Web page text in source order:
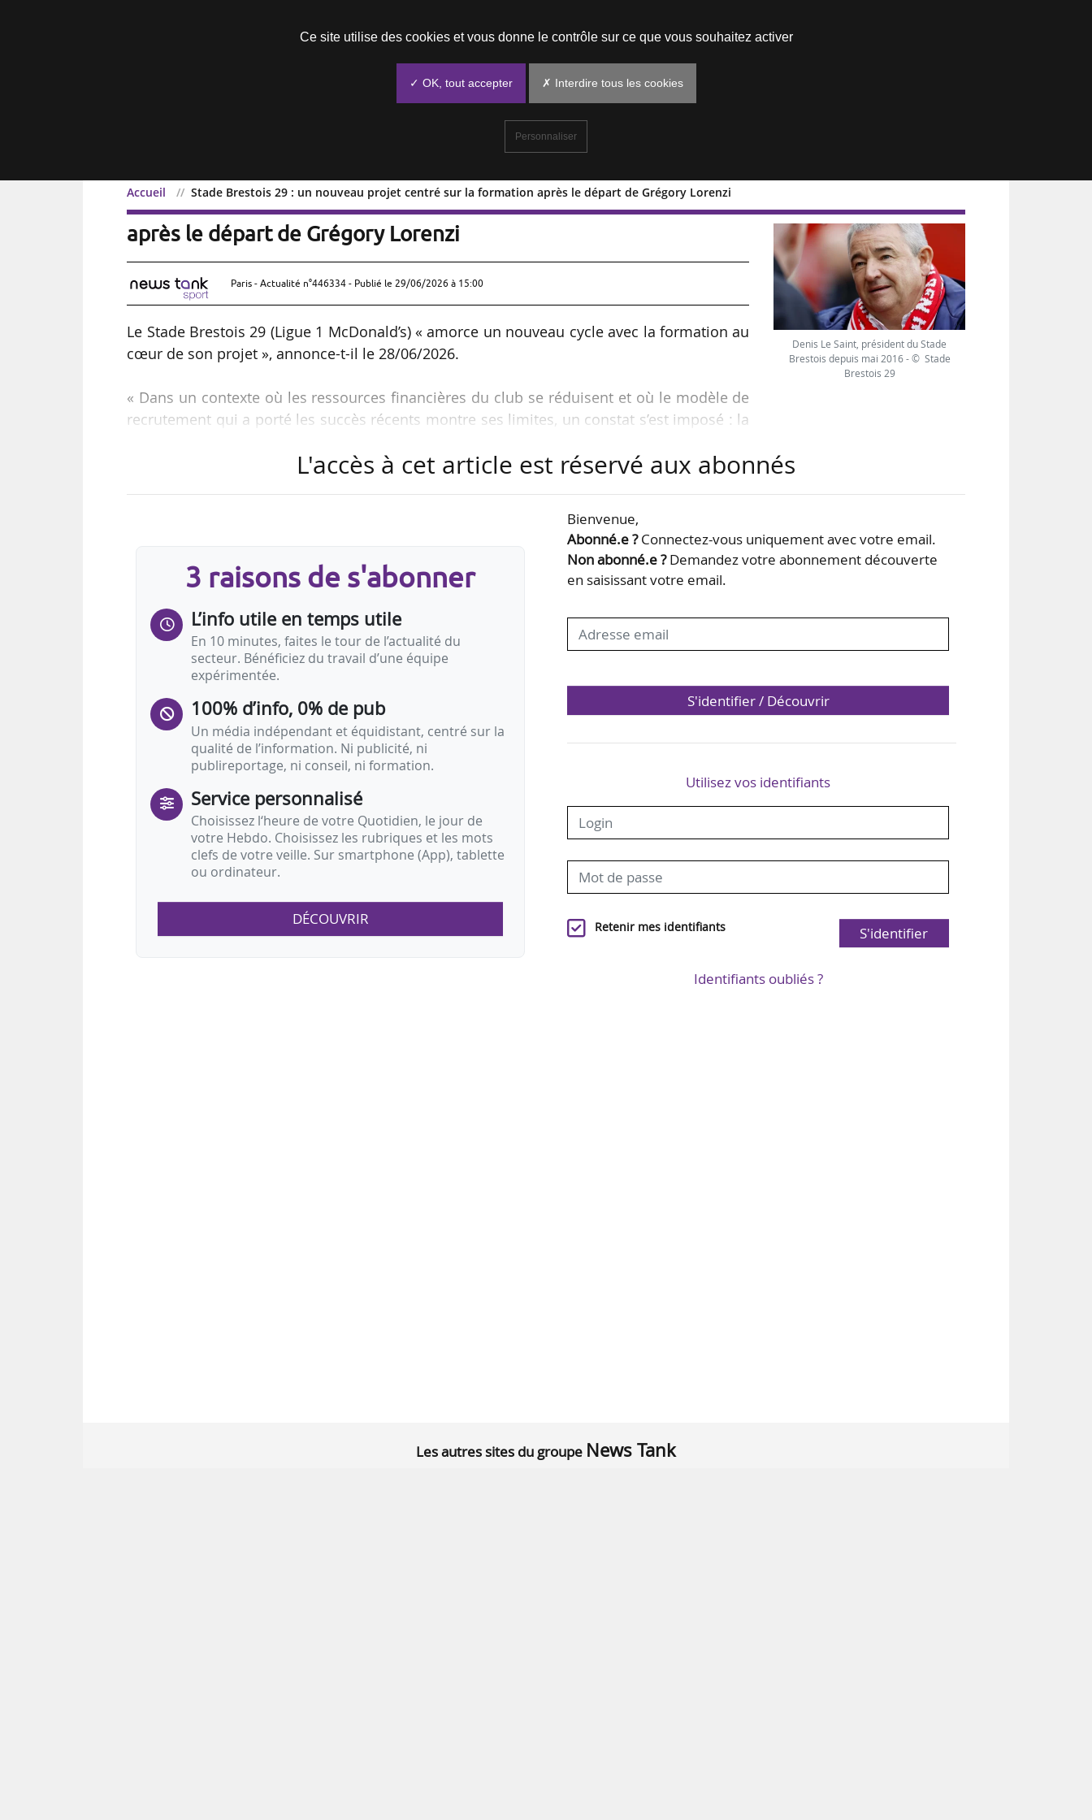
Accueil Stade Brestois 29 : un nouveau projet centré sur la formation après le départ de Grégory Lorenzi
Stade Brestois 29 : un nouveau projet centré sur la formation
après le départ de Grégory Lorenzi
Paris - Actualité n°446334 - Publié le 29/06/2026 à 15:00
Le Stade Brestois 29 (Ligue 1 McDonald’s) « amorce un nouveau cycle avec la formation au
cœur de son projet », annonce-t-il le 28/06/2026.
« Dans un contexte où les ressources financières du club se réduisent et où le modèle de
recrutement qui a porté les succès récents montre ses limites, un constat s’est imposé : la
Avec 222 clubs répartis sur le territoire finistérien et 43 580 licenciés, le département
Cette réorganisation a été engagée après le départ du directeur sportif Grégory Lorenzi
Denis Le Saint, président du Stade
Brestois depuis mai 2016 - © Stade
Brestois 29
L'accès à cet article est réservé aux abonnés
3 raisons de s'abonner
L’info utile en temps utile
En 10 minutes, faites le tour de l’actualité du
secteur. Bénéficiez du travail d’une équipe
expérimentée.
100% d’info, 0% de pub
Un média indépendant et équidistant, centré sur la
qualité de l’information. Ni publicité, ni
publireportage, ni conseil, ni formation.
Service personnalisé
Choisissez l‘heure de votre Quotidien, le jour de
votre Hebdo. Choisissez les rubriques et les mots
clefs de votre veille. Sur smartphone (App), tablette
ou ordinateur.
DÉCOUVRIR
Bienvenue,
Abonné.e ?Connectez-vous uniquement avec votre email.
Non abonné.e ?Demandez votre abonnement découverte
en saisissant votre email.
S'identifier / Découvrir
Utilisez vos identifiants
Retenir mes identifiants S'identifier
Identifiants oubliés ?
Les autres sites du groupe News Tank
Ce site utilise des cookies et vous donne le contrôle sur ce que vous souhaitez activer
✓ OK, tout accepter ✗ Interdire tous les cookies
Personnaliser